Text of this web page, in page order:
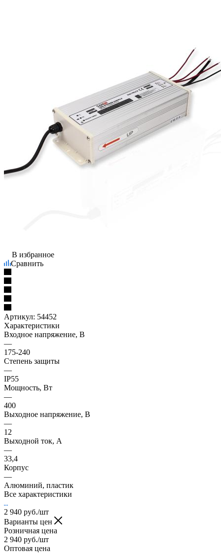
В избранное
Сравнить
Артикул: 54452
Характеристики
Входное напряжение, В
—
175-240
Степень защиты
—
IP55
Мощность, Вт
—
400
Выходное напряжение, В
—
12
Выходной ток, А
—
33,4
Корпус
—
Алюминий, пластик
Все характеристики
2 940 руб./шт
Варианты цен
Розничная цена
2 940 руб./шт
Оптовая цена